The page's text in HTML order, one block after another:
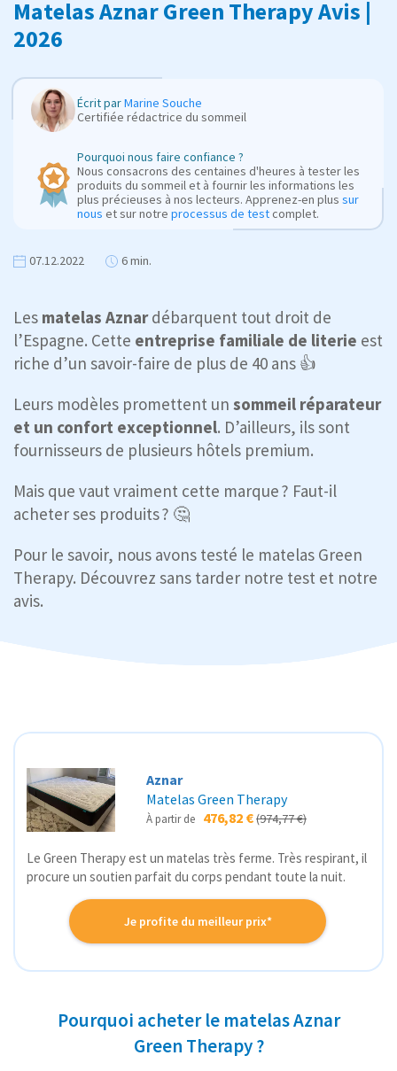
Matelas Aznar Green Therapy Avis |
2026
Écrit parMarine Souche
Certifiée rédactrice du sommeil
Pourquoi nous faire confiance ?
Nous consacrons des centaines d'heures à tester les
produits du sommeil et à fournir les informations les
plus précieuses à nos lecteurs. Apprenez-en plus sur
nous et sur notre processus de testcomplet.
07.12.2022 6 min.
Les matelas Aznardébarquent tout droit de
l’Espagne. Cette entreprise familiale de literie est
riche d’un savoir-faire de plus de 40 ans 👍
Leurs modèles promettent un sommeil réparateur
et un confort exceptionnel. D’ailleurs, ils sont
fournisseurs de plusieurs hôtels premium.
Mais que vaut vraiment cette marque ? Faut-il
acheter ses produits ? 🤔
Pour le savoir, nous avons testé le matelas Green
Therapy. Découvrez sans tarder notre test et notre
avis.
Aznar
Matelas Green Therapy
À partir de 476,82 €(974,77 €)
Le Green Therapy est un matelas très ferme. Très respirant, il
procure un soutien parfait du corps pendant toute la nuit.
Je profite du meilleur prix*
Pourquoi acheter le matelas Aznar
Green Therapy ?